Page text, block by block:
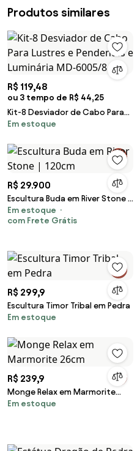
Produtos similares
R$ 119,48
ou 3 tempo de R$ 44,25
Kit-8 Desviador de Cabo Para
Lustres e Pendentes e
Em estoque
R$ 29.900
Escultura Buda em River Stone |
120cm
Em estoque
com Frete Grátis
R$ 299,9
Escultura Timor Tribal em Pedra
Em estoque
R$ 239,9
Monge Relax em Marmorite
26cm
Em estoque